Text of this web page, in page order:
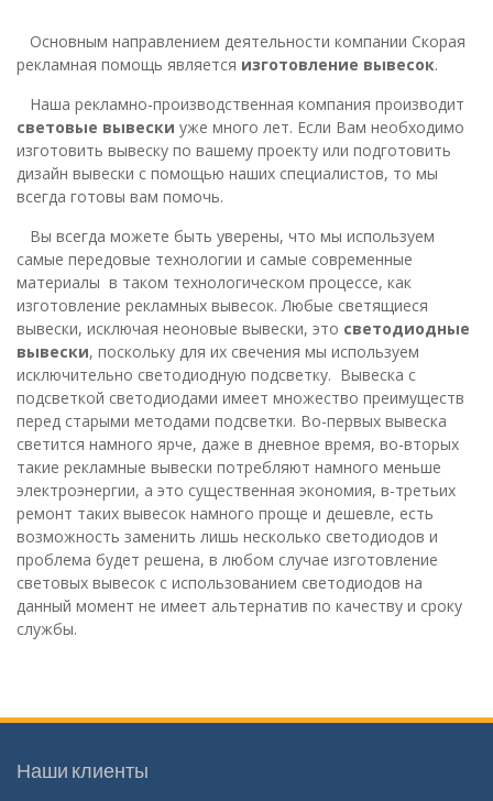
Основным направлением деятельности компании Скорая
рекламная помощь является изготовление вывесок.
Наша рекламно-производственная компания производит
световые вывески уже много лет. Если Вам необходимо
изготовить вывеску по вашему проекту или подготовить
дизайн вывески с помощью наших специалистов, то мы
всегда готовы вам помочь.
Вы всегда можете быть уверены, что мы используем
самые передовые технологии и самые современные
материалы в таком технологическом процессе, как
изготовление рекламных вывесок. Любые светящиеся
вывески, исключая неоновые вывески, это светодиодные
вывески, поскольку для их свечения мы используем
исключительно светодиодную подсветку. Вывеска с
подсветкой светодиодами имеет множество преимуществ
перед старыми методами подсветки. Во-первых вывеска
светится намного ярче, даже в дневное время, во-вторых
такие рекламные вывески потребляют намного меньше
электроэнергии, а это существенная экономия, в-третьих
ремонт таких вывесок намного проще и дешевле, есть
возможность заменить лишь несколько светодиодов и
проблема будет решена, в любом случае изготовление
световых вывесок с использованием светодиодов на
данный момент не имеет альтернатив по качеству и сроку
службы.
Наши клиенты